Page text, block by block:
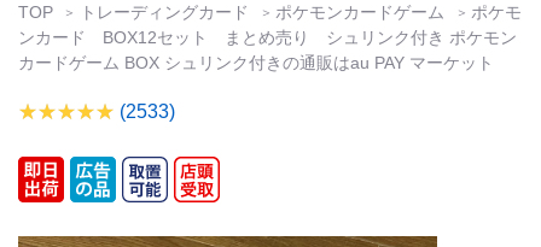
TOP トレーディングカード ポケモンカードゲーム
ポケモ
ンカード BOX12セット まとめ売り シュリンク付き ポケモン
カードゲーム BOX シュリンク付きの通販はau PAY マーケット
(2533)